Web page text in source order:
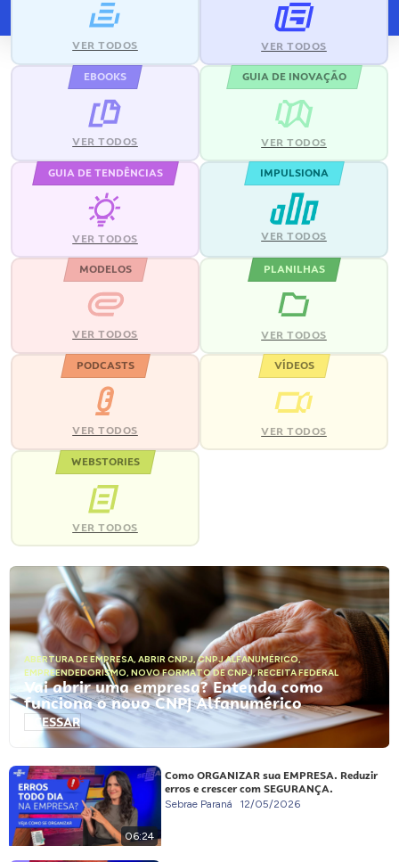
VER TODOS VER TODOS
EBOOKS
VER TODOS
GUIA DE INOVAÇÃO
VER TODOS
GUIA DE TENDÊNCIAS
VER TODOS
IMPULSIONA
VER TODOS
MODELOS
VER TODOS
PLANILHAS
VER TODOS
PODCASTS
VER TODOS
VÍDEOS
VER TODOS
WEBSTORIES
VER TODOS
ABERTURA DE EMPRESA, ABRIR CNPJ,CNPJ ALFANUMÉRICO,
EMPREENDEDORISMO, NOVO FORMATO DE CNPJ,RECEITA FEDERAL
Vai abrir uma empresa? Entenda como
funciona o novo CNPJ Alfanumérico
ACESSAR
06:24
Como ORGANIZAR sua EMPRESA. Reduzir
erros e crescer com SEGURANÇA.
Sebrae Paraná 12/05/2026